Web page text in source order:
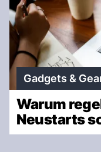
Gadgets &
Warum
Neustarts